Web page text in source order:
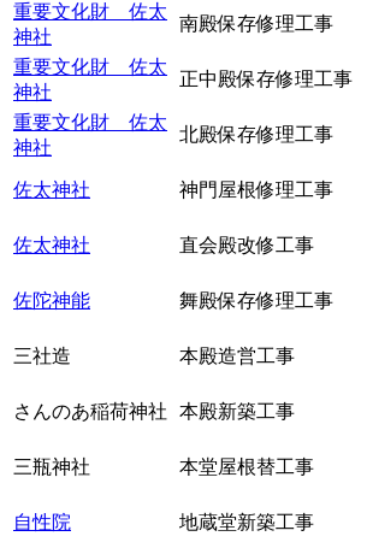
重要文化財 佐太
神社
南殿保存修理工事
重要文化財 佐太
神社
正中殿保存修理工事
重要文化財 佐太
神社
北殿保存修理工事
佐太神社 神門屋根修理工事
佐太神社 直会殿改修工事
佐陀神能 舞殿保存修理工事
三社造 本殿造営工事
さんのあ稲荷神社 本殿新築工事
三瓶神社 本堂屋根替工事
自性院 地蔵堂新築工事